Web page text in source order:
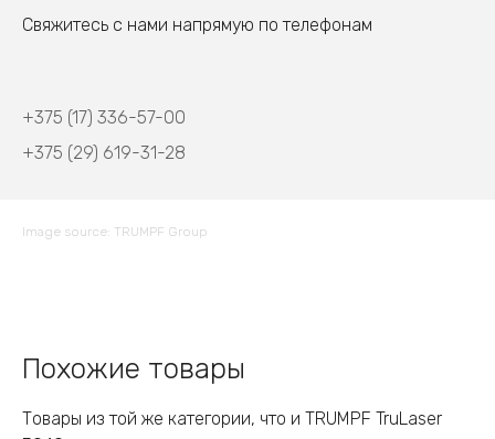
Свяжитесь с нами напрямую по телефонам
+375 (17) 336-57-00
+375 (29) 619-31-28
Image source: TRUMPF Group
Похожие товары
Товары из той же категории, что и TRUMPF TruLaser